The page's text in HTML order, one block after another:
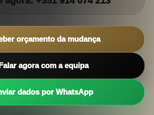
orçamento da mudança
agora com a equipa
dados por WhatsApp